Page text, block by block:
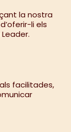
la nostra
li els
facilitades,